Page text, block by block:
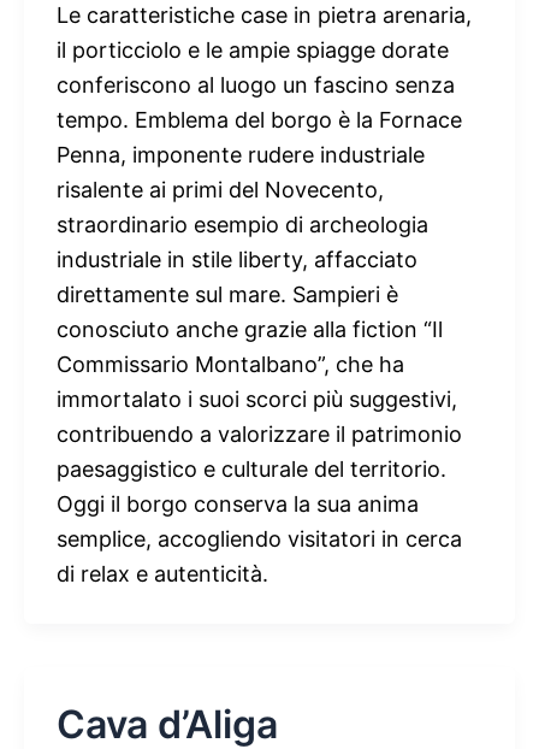
Le caratteristiche case in pietra arenaria,
il porticciolo e le ampie spiagge dorate
conferiscono al luogo un fascino senza
tempo. Emblema del borgo è la Fornace
Penna, imponente rudere industriale
risalente ai primi del Novecento,
straordinario esempio di archeologia
industriale in stile liberty, affacciato
direttamente sul mare. Sampieri è
conosciuto anche grazie alla fiction “Il
Commissario Montalbano”, che ha
immortalato i suoi scorci più suggestivi,
contribuendo a valorizzare il patrimonio
paesaggistico e culturale del territorio.
Oggi il borgo conserva la sua anima
semplice, accogliendo visitatori in cerca
di relax e autenticità.
Cava d’Aliga